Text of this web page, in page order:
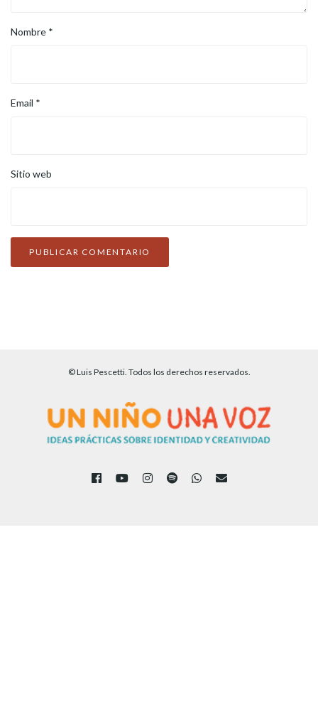
Nombre *
Email *
Sitio web
© Luis Pescetti. Todos los derechos reservados.